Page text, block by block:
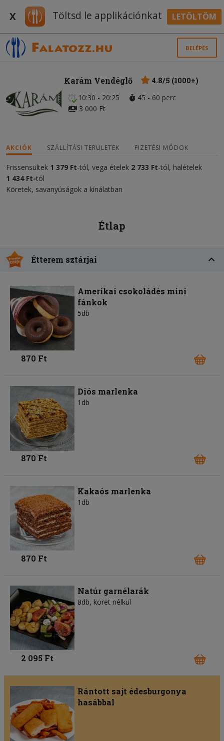
X Töltsd le applikációnkat LETÖLTÖM
BELÉPÉS
Karám Vendéglő
4.8/5 (1000+)
10:30 - 20:25
45 - 60 perc
3 000 Ft
AKCIÓK SZÁLLÍTÁSI TERÜLETEK FIZETÉSI MÓDOK
Frissensültek 1 379 Ft-tól, vega ételek 2 733 Ft-tól, halételek
1 434 Ft-tól
Köretek, savanyúságok a kínálatban
Étlap
Étterem sztárjai
Amerikai csokoládés mini
fánkok
5db
870 Ft
Diós marlenka
1db
870 Ft
Kakaós marlenka
1db
870 Ft
Natúr garnélarák
8db, köret nélkül
2 095 Ft
Rántott sajt édesburgonya
hasábbal